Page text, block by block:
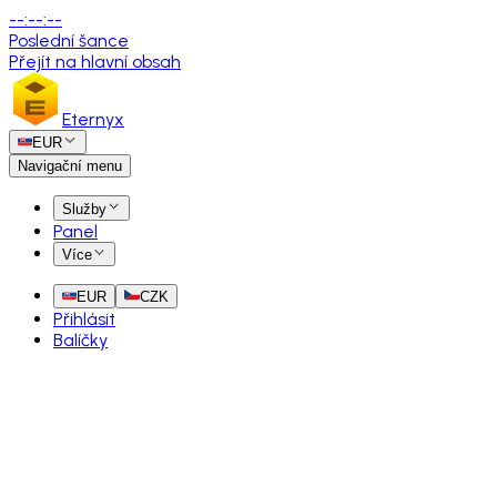
--:--:--
Poslední šance
Přejít na hlavní obsah
Eternyx
EUR
Navigační menu
Služby
Panel
Více
EUR CZK
Přihlásit
Balíčky